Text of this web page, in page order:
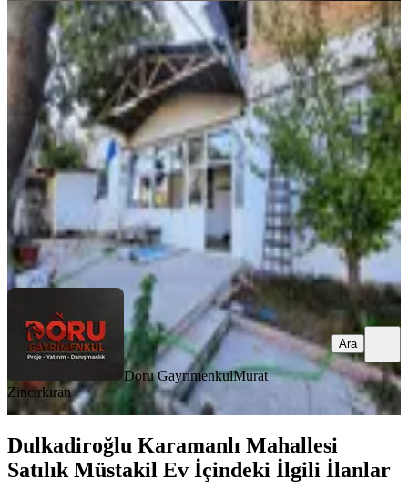
KOMBİLİ
Pınarbaşı Ana Caddede 545 M²
Arsaya Sahip İki Katlı Müstakil Ev
Dulkadiroğlu, Pınarbaşı Mahallesi
4+1·546 m²·18.10.2025
6.500.000 ₺
Doru GayrimenkulMurat Zincirkıran
Ara
Doru GayrimenkulMurat
Zincirkıran
Ara
Dulkadiroğlu Karamanlı Mahallesi
Satılık Müstakil Ev İçindeki İlgili İlanlar